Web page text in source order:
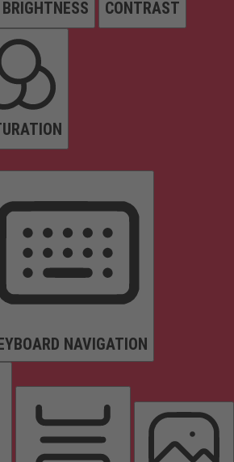
BRIGHTNESS CONTRAST
NAVIGATION